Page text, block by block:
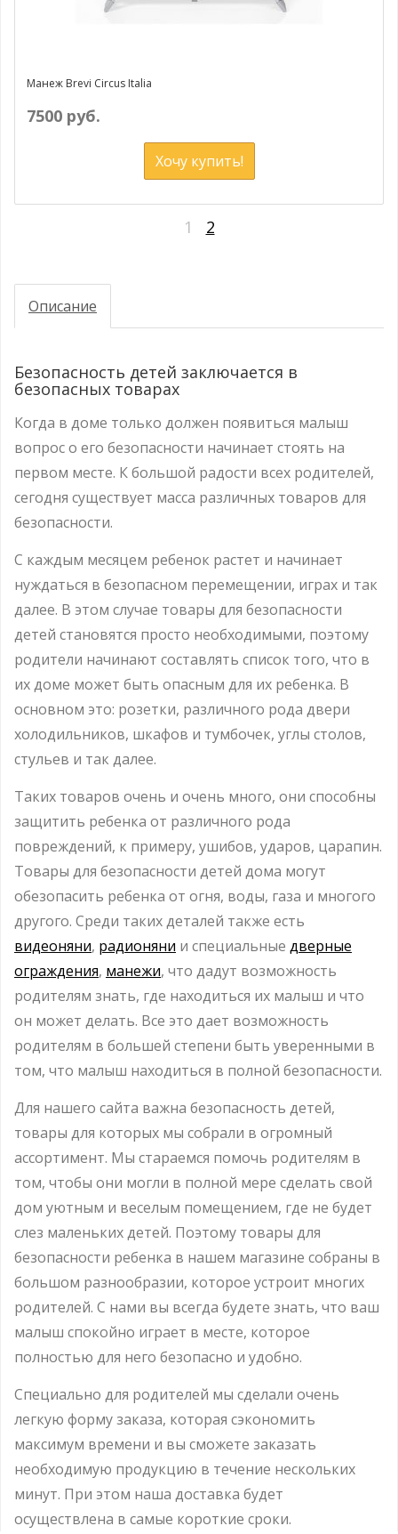
Манеж Brevi Circus Italia
7500 руб.
Хочу купить!
1 2
Описание
Безопасность детей заключается в
безопасных товарах
Когда в доме только должен появиться малыш
вопрос о его безопасности начинает стоять на
первом месте. К большой радости всех родителей,
сегодня существует масса различных товаров для
безопасности.
С каждым месяцем ребенок растет и начинает
нуждаться в безопасном перемещении, играх и так
далее. В этом случае товары для безопасности
детей становятся просто необходимыми, поэтому
родители начинают составлять список того, что в
их доме может быть опасным для их ребенка. В
основном это: розетки, различного рода двери
холодильников, шкафов и тумбочек, углы столов,
стульев и так далее.
Таких товаров очень и очень много, они способны
защитить ребенка от различного рода
повреждений, к примеру, ушибов, ударов, царапин.
Товары для безопасности детей дома могут
обезопасить ребенка от огня, воды, газа и многого
другого. Среди таких деталей также есть
видеоняни, радионяни и специальные дверные
ограждения, манежи, что дадут возможность
родителям знать, где находиться их малыш и что
он может делать. Все это дает возможность
родителям в большей степени быть уверенными в
том, что малыш находиться в полной безопасности.
Для нашего сайта важна безопасность детей,
товары для которых мы собрали в огромный
ассортимент. Мы стараемся помочь родителям в
том, чтобы они могли в полной мере сделать свой
дом уютным и веселым помещением, где не будет
слез маленьких детей. Поэтому товары для
безопасности ребенка в нашем магазине собраны в
большом разнообразии, которое устроит многих
родителей. С нами вы всегда будете знать, что ваш
малыш спокойно играет в месте, которое
полностью для него безопасно и удобно.
Специально для родителей мы сделали очень
легкую форму заказа, которая сэкономить
максимум времени и вы сможете заказать
необходимую продукцию в течение нескольких
минут. При этом наша доставка будет
осуществлена в самые короткие сроки.